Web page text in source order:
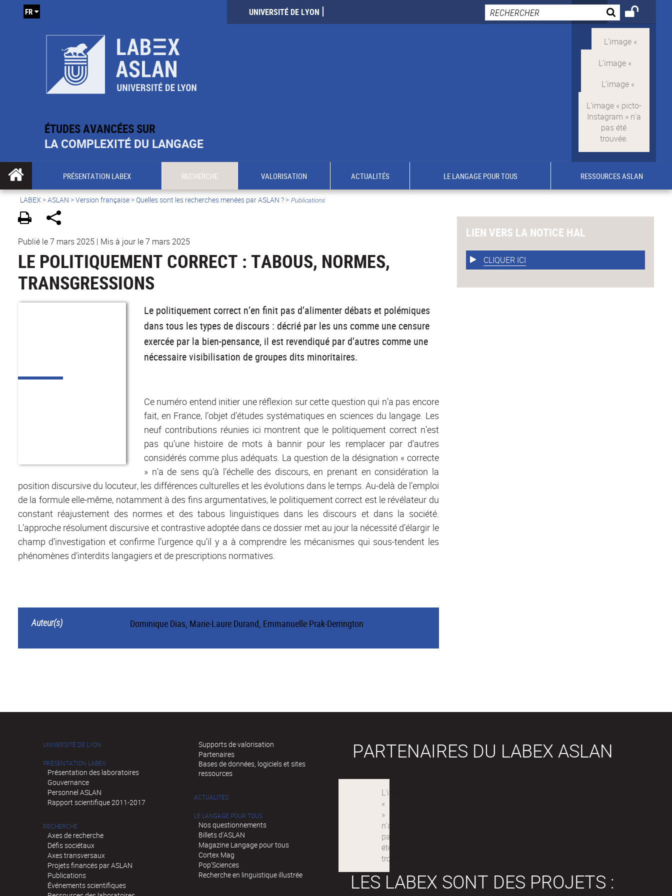
ÉTUDES AVANCÉES SUR
LA COMPLEXITÉ DU LANGAGE
UNIVERSITÉ DE LYON
FR
PRÉSENTATION LABEX RECHERCHE VALORISATION ACTUALITÉS LE LANGAGE POUR TOUS RESSOURCES ASLAN
LABEX >ASLAN >Version française>Quelles sont les recherches menées par ASLAN ?> Publications
Publié le 7 mars 2025 | Mis à jour le 7 mars 2025
LE POLITIQUEMENT CORRECT : TABOUS, NORMES,
TRANSGRESSIONS
Le politiquement correct n’en finit pas d’alimenter débats et polémiques
dans tous les types de discours : décrié par les uns comme une censure
exercée par la bien-pensance, il est revendiqué par d’autres comme une
nécessaire visibilisation de groupes dits minoritaires.
Ce numéro entend initier une réflexion sur cette question qui n’a pas encore
fait, en France, l’objet d’études systématiques en sciences du langage. Les
neuf contributions réunies ici montrent que le politiquement correct n’est
pas qu’une histoire de mots à bannir pour les remplacer par d’autres
considérés comme plus adéquats. La question de la désignation « correcte
» n’a de sens qu’à l’échelle des discours, en prenant en considération la
position discursive du locuteur, les différences culturelles et les évolutions dans le temps. Au-delà de l’emploi
de la formule elle-même, notamment à des fins argumentatives, le politiquement correct est le révélateur du
constant réajustement des normes et des tabous linguistiques dans les discours et dans la société.
L’approche résolument discursive et contrastive adoptée dans ce dossier met au jour la nécessité d’élargir le
champ d’investigation et confirme l’urgence qu’il y a à comprendre les mécanismes qui sous-tendent les
phénomènes d’interdits langagiers et de prescriptions normatives.
Auteur(s) Dominique Dias, Marie-Laure Durand, Emmanuelle Prak-Derrington
LIEN VERS LA NOTICE HAL
CLIQUER ICI
UNIVERSITÉ DE LYON
PRÉSENTATION LABEX
Présentation des laboratoires
Gouvernance
Personnel ASLAN
Rapport scientifique 2011-2017
RECHERCHE
Axes de recherche
Défis sociétaux
Axes transversaux
Projets financés par ASLAN
Publications
Événements scientifiques
Supports de valorisation
Partenaires
Bases de données, logiciels et sites
ressources
ACTUALITÉS
LE LANGAGE POUR TOUS
Nos questionnements
Billets d'ASLAN
Magazine Langage pour tous
Cortex Mag
Pop'Sciences
Recherche en linguistique illustrée
PARTENAIRES DU LABEX ASLAN
LES LABEX SONT DES PROJETS :